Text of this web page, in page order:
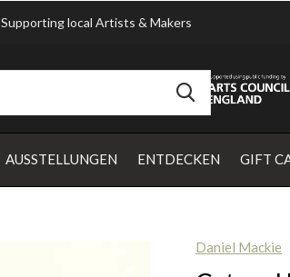
AUSSTELLUNGEN ENTDECKEN GIFT
Supporting local Artists & Makers
Daniel Mackie